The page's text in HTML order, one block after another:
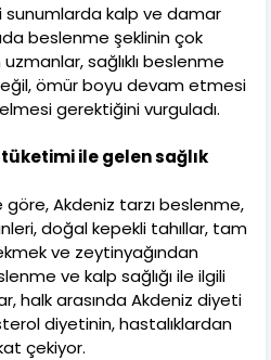
sunumlarda kalp ve damar
beslenme şeklinin çok
sağlıklı beslenme
ömür boyu devam etmesi
gerektiğini vurguladı.
ile gelen sağlık
göre, Akdeniz tarzı beslenme,
doğal kepekli tahıllar, tam
ve zeytinyağından
ve kalp sağlığı ile ilgili
halk arasında Akdeniz diyeti
diyetinin, hastalıklardan
çekiyor.